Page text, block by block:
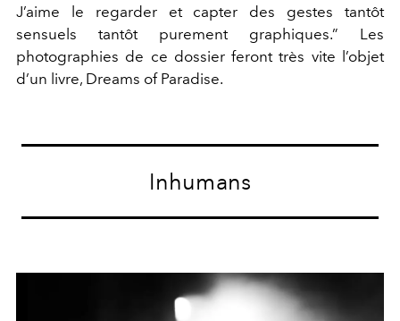
J’aime le regarder et capter des gestes tantôt
sensuels tantôt purement graphiques.” Les
photographies de ce dossier feront très vite l’objet
d’un livre, Dreams of Paradise.
Inhumans